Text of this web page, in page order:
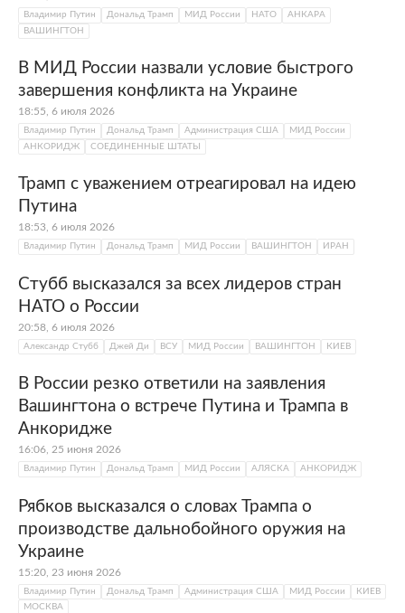
Владимир Путин Дональд Трамп МИД России НАТО
АНКАРА
ВАШИНГТОН
В МИД России назвали условие быстрого
завершения конфликта на Украине
18:55, 6 июля 2026
Владимир Путин Дональд Трамп Администрация США
МИД России
АНКОРИДЖ
СОЕДИНЕННЫЕ ШТАТЫ
Трамп с уважением отреагировал на идею
Путина
18:53, 6 июля 2026
Владимир Путин Дональд Трамп МИД России ВАШИНГТОН ИРАН
Стубб высказался за всех лидеров стран
НАТО о России
20:58, 6 июля 2026
Александр Стубб Джей Ди ВСУ МИД России ВАШИНГТОН КИЕВ
В России резко ответили на заявления
Вашингтона о встрече Путина и Трампа в
Анкоридже
16:06, 25 июня 2026
Владимир Путин Дональд Трамп МИД России АЛЯСКА АНКОРИДЖ
Рябков высказался о словах Трампа о
производстве дальнобойного оружия на
Украине
15:20, 23 июня 2026
Владимир Путин Дональд Трамп Администрация США МИД России
КИЕВ
МОСКВА